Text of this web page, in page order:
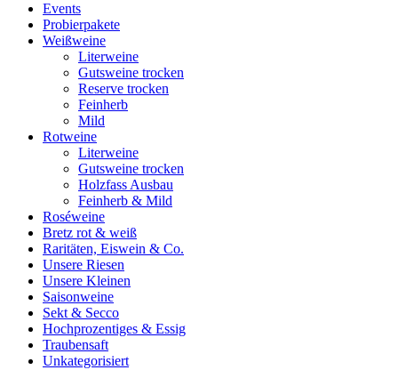
Events
Probierpakete
Weißweine
Literweine
Gutsweine trocken
Reserve trocken
Feinherb
Mild
Rotweine
Literweine
Gutsweine trocken
Holzfass Ausbau
Feinherb & Mild
Roséweine
Bretz rot & weiß
Raritäten, Eiswein & Co.
Unsere Riesen
Unsere Kleinen
Saisonweine
Sekt & Secco
Hochprozentiges & Essig
Traubensaft
Unkategorisiert